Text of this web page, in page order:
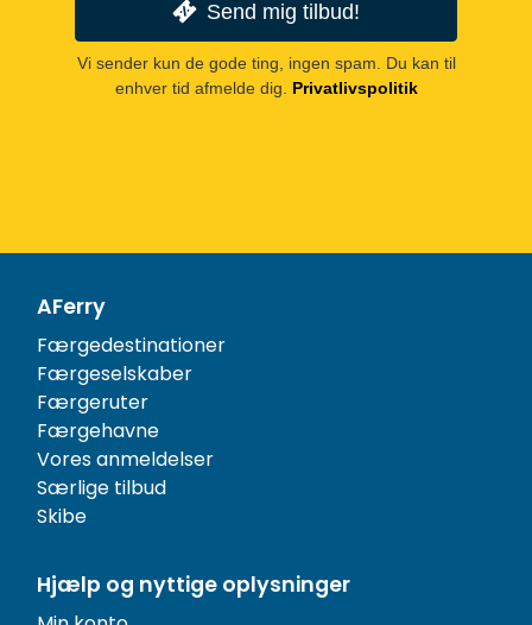
Send mig tilbud!
Vi sender kun de gode ting, ingen spam. Du kan til
enhver tid afmelde dig. Privatlivspolitik
AFerry
Færgedestinationer
Færgeselskaber
Færgeruter
Færgehavne
Vores anmeldelser
Særlige tilbud
Skibe
Hjælp og nyttige oplysninger